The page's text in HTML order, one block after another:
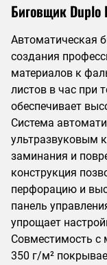
Биговщик Duplo
Автоматическая
создания
материалов к
листов в час при
обеспечивает
Система
ультразвуковым
заминания и
конструкция
перфорацию и
панель
упрощает
Совместимость с
350 г/м²